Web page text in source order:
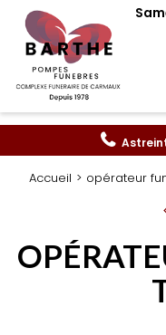
Accueil opérateur